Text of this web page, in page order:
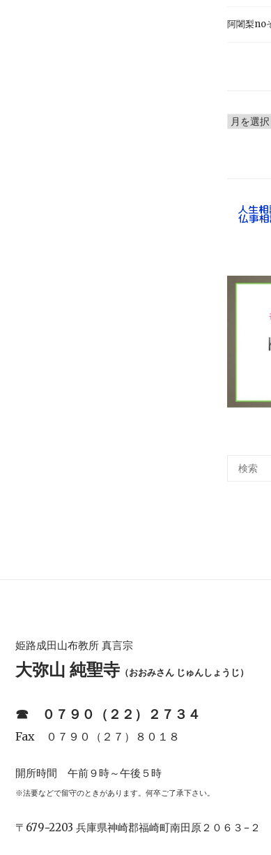
阿闍梨no
ア
姫路成田山布教所 真言宗
大弥山 純聖寺 （おおみさん じゅんしょうじ）
☎︎ ０７９０（２２）２７３４
Fax ０７９０（２７）８０１８
開所時間 午前９時～午後５時
※法要などで留守のときがあります。何卒ご了承下さい。
〒679−2203 兵庫県神崎郡福崎町南田原２０６３−２